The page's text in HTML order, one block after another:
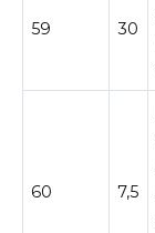
59 30
60 7,5